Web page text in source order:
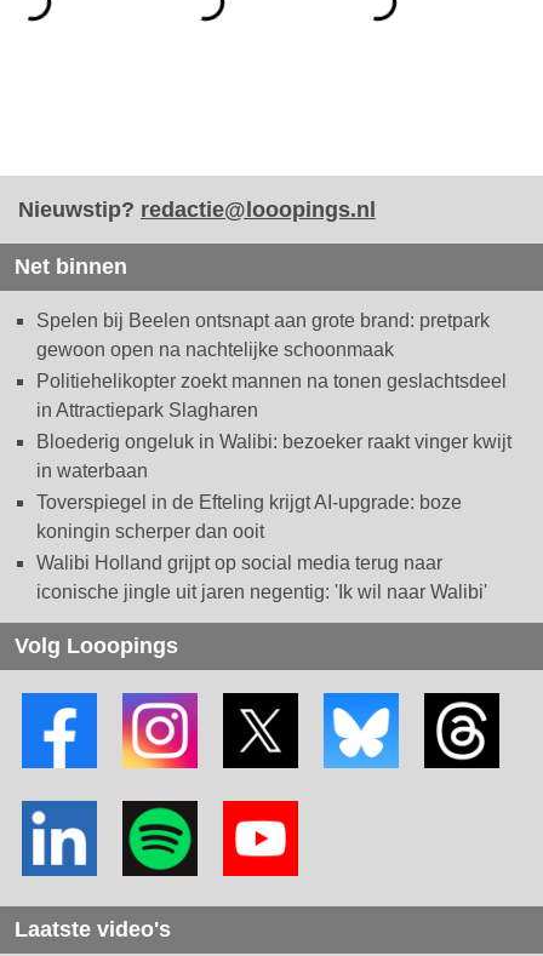
Nieuwstip? redactie@looopings.nl
Net binnen
Spelen bij Beelen ontsnapt aan grote brand: pretpark
gewoon open na nachtelijke schoonmaak
Politiehelikopter zoekt mannen na tonen geslachtsdeel
in Attractiepark Slagharen
Bloederig ongeluk in Walibi: bezoeker raakt vinger kwijt
in waterbaan
Toverspiegel in de Efteling krijgt AI-upgrade: boze
koningin scherper dan ooit
Walibi Holland grijpt op social media terug naar
iconische jingle uit jaren negentig: 'Ik wil naar Walibi'
Volg Looopings
Laatste video's